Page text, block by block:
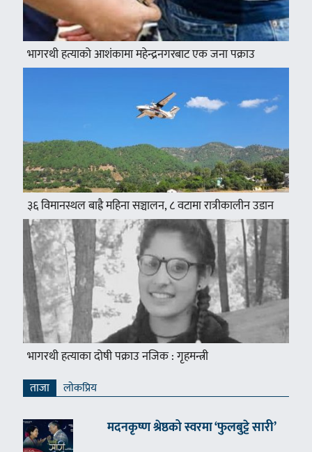
भागरथी हत्याको आशंकामा महेन्द्रनगरबाट एक जना पक्राउ
३६ विमानस्थल बाह्रै महिना सञ्चालन, ८ वटामा रात्रीकालीन उडान
भागरथी हत्याका दोषी पक्राउ नजिक : गृहमन्त्री
ताजा लाेकप्रिय
मदनकृष्ण श्रेष्ठको स्वरमा ‘फुलबुट्टे सारी’